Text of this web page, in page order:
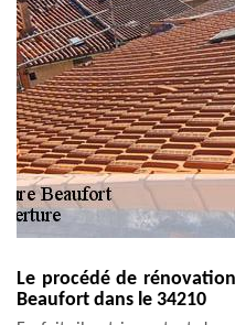
Le procédé de
Beaufort dans le 34210